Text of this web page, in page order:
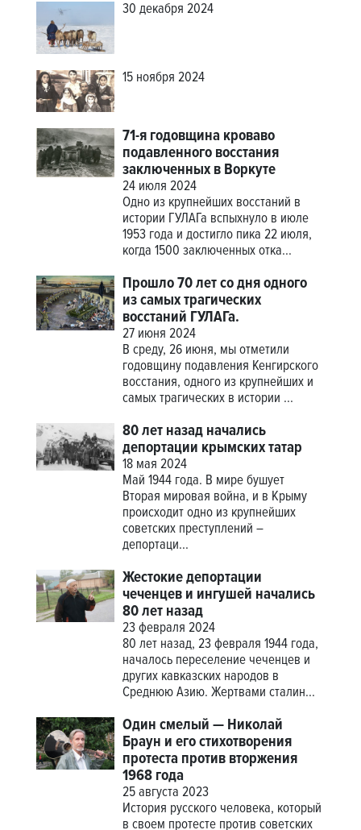
30 декабря 2024
15 ноября 2024
71-я годовщина кроваво
подавленного восстания
заключенных в Воркуте
24 июля 2024
Одно из крупнейших восстаний в
истории ГУЛАГа вспыхнуло в июле
1953 года и достигло пика 22 июля,
когда 1500 заключенных отка...
Прошло 70 лет со дня одного
из самых трагических
восстаний ГУЛАГа.
27 июня 2024
В среду, 26 июня, мы отметили
годовщину подавления Кенгирского
восстания, одного из крупнейших и
самых трагических в истории ...
80 лет назад начались
депортации крымских татар
18 мая 2024
Май 1944 года. В мире бушует
Вторая мировая война, и в Крыму
происходит одно из крупнейших
советских преступлений –
депортаци...
Жестокие депортации
чеченцев и ингушей начались
80 лет назад
23 февраля 2024
80 лет назад, 23 февраля 1944 года,
началось переселение чеченцев и
других кавказских народов в
Среднюю Азию. Жертвами сталин...
Один смелый — Николай
Браун и его стихотворения
протеста против вторжения
1968 года
25 августа 2023
История русского человека, который
в своем протесте против советских